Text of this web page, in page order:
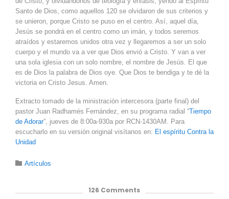
Santo de Dios, como aquellos 120 se olvidaron de sus criterios y
se unieron, porque Cristo se puso en el centro. Así, aquel día,
Jesús se pondrá en el centro como un imán, y todos seremos
atraídos y estaremos unidos otra vez y llegaremos a ser un solo
cuerpo y el mundo va a ver que Dios envió a Cristo. Y van a ver
una sola iglesia con un solo nombre, el nombre de Jesús. El que
es de Dios la palabra de Dios oye. Que Dios te bendiga y te dé la
victoria en Cristo Jesus. Amen.
Extracto tomado de la ministración intercesora (parte final) del
pastor Juan Radhamés Fernández, en su programa radial “Tiempo
de Adorar”, jueves de 8:00a-930a por RCN-1430AM. Para
escucharlo en su versión original visítanos en: El espíritu Contra la
Unidad
 Category
Artículos
126 Comments